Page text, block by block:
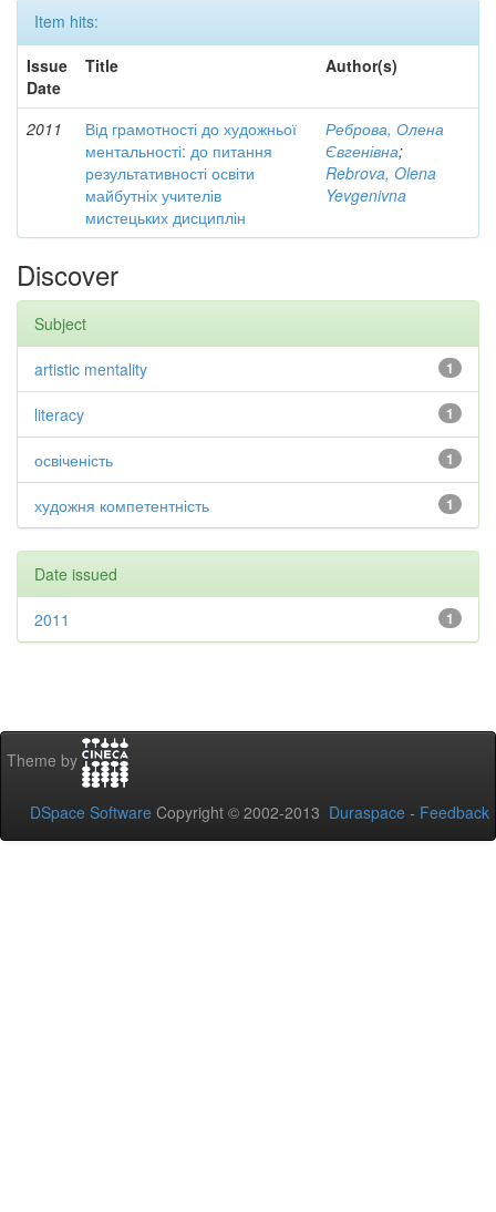
Item hits:
Issue
Date
Title Author(s)
2011
Від грамотності до художньої
ментальності: до питання
результативності освіти
майбутніх учителів
мистецьких дисциплін
Реброва, Олена
Євгенівна;
Rebrova, Olena
Yevgenivna
Discover
Subject
1
artistic mentality
1
literacy
1
освіченість
1
художня компетентність
Date issued
1
2011
Theme by
DSpace Software Copyright © 2002-2013 Duraspace - Feedback